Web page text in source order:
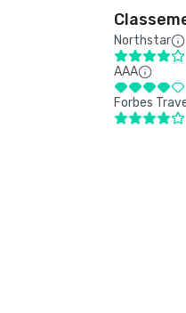
Northstar
AAA
Forbes